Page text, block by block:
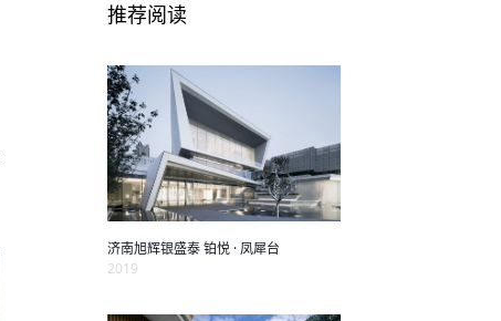
推荐阅读
济南旭辉银盛泰 铂悦 · 凤犀台
2019